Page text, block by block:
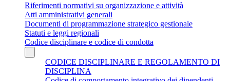
Riferimenti normativi su organizzazione e attività
Atti amministrativi generali
Documenti di programmazione strategico gestionale
Statuti e leggi regionali
Codice disciplinare e codice di condotta
CODICE DISCIPLINARE E REGOLAMENTO DI
DISCIPLINA